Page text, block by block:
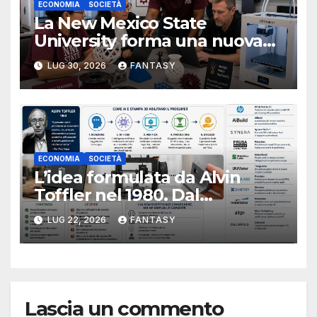
ECONOMIA SOCIETÀ
La New Mexico State
University forma una nuova
classe di docenti sulla stampa
3D
LUG 30, 2026 FANTASY
ECONOMIA SOCIETÀ
L’idea formulata da Alvin
Toffler nel 1980. Dal
consumatore al prosumer,
come intelligenza artificiale e
stampa 3D possono cambiare
LUG 22, 2026 FANTASY
Lascia un commento